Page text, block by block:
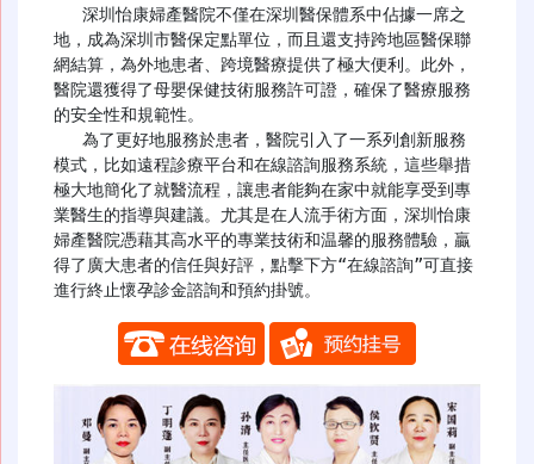
地，成為深圳市醫保定點單位，而且還支持跨地區醫保聯
網結算，為外地患者、跨境醫療提供了極大便利。此外，
醫院還獲得了母嬰保健技術服務許可證，確保了醫療服務
的安全性和規範性。
模式，比如遠程診療平台和在線諮詢服務系統，這些舉措
極大地簡化了就醫流程，讓患者能夠在家中就能享受到專
業醫生的指導與建議。尤其是在人流手術方面，深圳怡康
婦產醫院憑藉其高水平的專業技術和温馨的服務體驗，贏
得了廣大患者的信任與好評，點擊下方“在線諮詢”可直接
進行終止懷孕診金諮詢和預約掛號。